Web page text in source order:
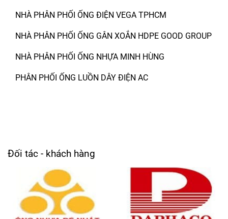
NHÀ PHÂN PHỐI ỐNG ĐIỆN VEGA TPHCM
NHÀ PHÂN PHỐI ỐNG GÂN XOẮN HDPE GOOD GROUP
NHÀ PHÂN PHỐI ỐNG NHỰA MINH HÙNG
PHÂN PHỐI ỐNG LUỒN DÂY ĐIỆN AC
Đối tác - khách hàng